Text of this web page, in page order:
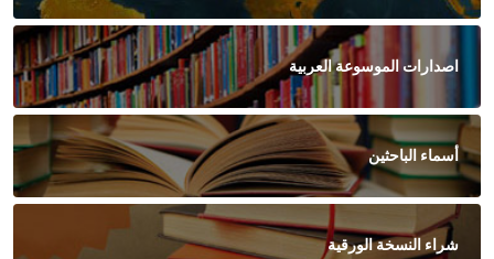
اصدارات الموسوعة العربية
أسماء الباحثين
شراء النسخة الورقية